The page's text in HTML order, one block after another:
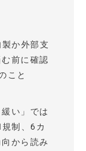
か外部支
前に確認
こと
緩い」では
制、6カ
から読み